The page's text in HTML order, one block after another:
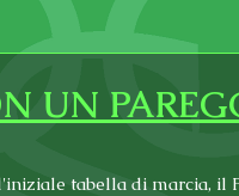
UN
tabella di marcia, il